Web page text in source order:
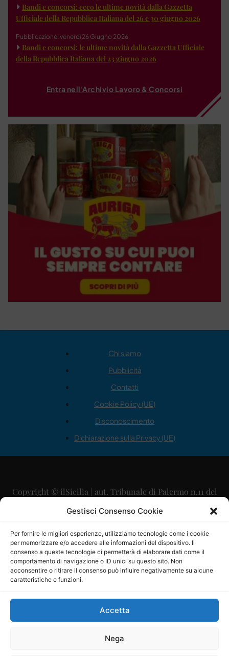
Gestisci Consenso Cookie
Per fornire le migliori esperienze, utilizziamo tecnologie come i cookie
per memorizzare e/o accedere alle informazioni del dispositivo. Il
consenso a queste tecnologie ci permetterà di elaborare dati come il
comportamento di navigazione o ID unici su questo sito. Non
acconsentire o ritirare il consenso può influire negativamente su alcune
caratteristiche e funzioni.
Accetta
Nega
Bandi e concorsi: ecco le ultime novità dalla Gazzetta
Ufficiale della Repubblica Italiana del 26 e 30 giugno 2026
Pubblicazione: venerdì 26 Giugno 2026
Bandi e concorsi: le ultime novità dalla Gazzetta Ufficiale
della Repubblica Italiana del 23 giugno 2026
Entra nell'Archivio Lavoro & Concorsi
Chi siamo
Pubblicità
Contatti
Cookie Policy (UE)
Disconoscimento
Dichiarazione sulla Privacy (UE)
Copyright © ilSicilia | aut. Tribunale di Palermo n.11 del
29/09/2015
Direttore Editoriale: Maurizio Scaglione
Direttore Responsabile: Maria Calabrese
P.IVA: 06334930820
Mercurio Comunicazione Società Cooperativa a r.l. è
iscritta al Registro degli Operatori di Comunicazione al